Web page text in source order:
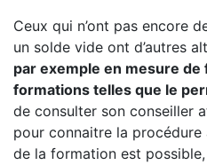
Ceux qui n’ont pas encore
un solde vide ont d’autres
par exemple en mesure
formations telles que le
de consulter son conseiller
pour connaitre la procédure
de la formation est possible,